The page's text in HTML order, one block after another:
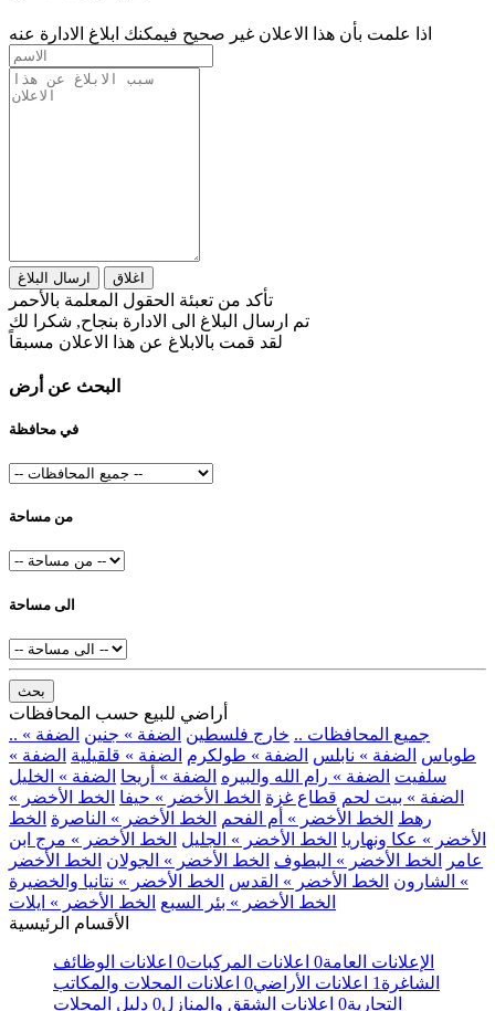
اذا علمت بأن هذا الاعلان غير صحيح فيمكنك ابلاغ الادارة عنه
ارسال البلاغ اغلاق
تأكد من تعبئة الحقول المعلمة بالأحمر
تم ارسال البلاغ الى الادارة بنجاح, شكرا لك
لقد قمت بالابلاغ عن هذا الاعلان مسبقاً
البحث عن أرض
في محافظة
من مساحة
الى مساحة
بحث
أراضي للبيع حسب المحافظات
.. جميع المحافظات .. خارج فلسطين الضفة » جنين الضفة »
طوباس الضفة » نابلس الضفة » طولكرم الضفة » قلقيلية الضفة »
سلفيت الضفة » رام الله والبيره الضفة » أريحا الضفة » الخليل
الضفة » بيت لحم قطاع غزة الخط الأخضر » حيفا الخط الأخضر »
رهط الخط الأخضر » أم الفحم الخط الأخضر » الناصرة الخط
الأخضر » عكا ونهاريا الخط الأخضر » الجليل الخط الأخضر » مرج ابن
عامر
الخط الأخضر » البطوف الخط الأخضر » الجولان الخط الأخضر
» الشارون الخط الأخضر » القدس الخط الأخضر » نتانيا والخضيرة
الخط الأخضر » بئر السبع الخط الأخضر » ايلات
الأقسام الرئيسية
الإعلانات العامة0 اعلانات المركبات0 اعلانات الوظائف
الشاغرة 1 اعلانات الأراضي0 اعلانات المحلات والمكاتب
التجارية0 اعلانات الشقق والمنازل0 دليل المحلات